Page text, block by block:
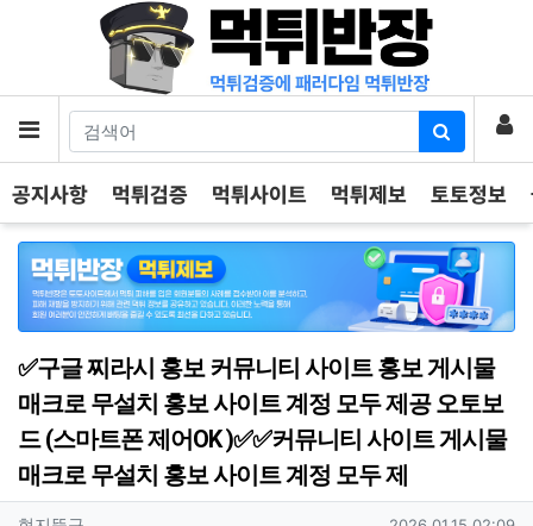
메뉴 로
공지사항 먹튀검증 먹튀사이트 먹튀제보 토토정보
✅구글 찌라시 홍보 커뮤니티 사이트 홍보 게시물
매크로 무설치 홍보 사이트 계정 모두 제공 오토보
드 (스마트폰 제어OK )✅✅커뮤니티 사이트 게시물
매크로 무설치 홍보 사이트 계정 모두 제